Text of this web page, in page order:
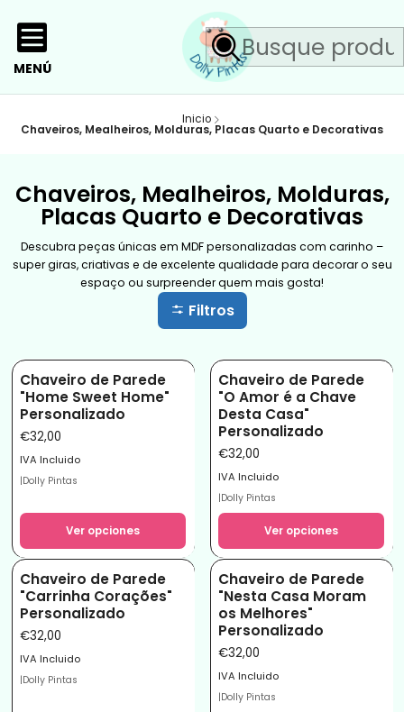
MENÚ
Inicio
Chaveiros, Mealheiros, Molduras, Placas Quarto e Decorativas
Chaveiros, Mealheiros, Molduras,
Placas Quarto e Decorativas
Descubra peças únicas em MDF personalizadas com carinho –
super giras, criativas e de excelente qualidade para decorar o seu
espaço ou surpreender quem mais gosta!
Filtros
Chaveiro de Parede
"Home Sweet Home"
Personalizado
€32,00
IVA Incluido
|Dolly Pintas
Ver opciones
Chaveiro de Parede
"O Amor é a Chave
Desta Casa"
Personalizado
€32,00
IVA Incluido
|Dolly Pintas
Ver opciones
Chaveiro de Parede
"Carrinha Corações"
Personalizado
€32,00
IVA Incluido
|Dolly Pintas
Chaveiro de Parede
"Nesta Casa Moram
os Melhores"
Personalizado
€32,00
IVA Incluido
|Dolly Pintas